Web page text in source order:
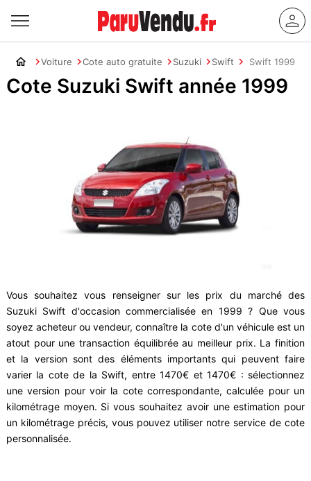
Voiture Cote auto gratuite Suzuki Swift Swift 1999
Cote Suzuki Swift année 1999
Vous souhaitez vous renseigner sur les prix du marché des
Suzuki Swift d'occasion commercialisée en 1999 ? Que vous
soyez acheteur ou vendeur, connaître la cote d'un véhicule est un
atout pour une transaction équilibrée au meilleur prix. La finition
et la version sont des éléments importants qui peuvent faire
varier la cote de la Swift, entre 1470€ et 1470€ : sélectionnez
une version pour voir la cote correspondante, calculée pour un
kilométrage moyen. Si vous souhaitez avoir une estimation pour
un kilométrage précis, vous pouvez utiliser notre service de cote
personnalisée.